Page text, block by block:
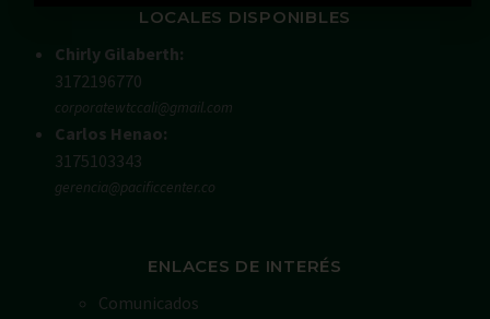
LOCALES DISPONIBLES
Chirly Gilaberth:
3172196770
corporatewtccali@gmail.com
Carlos Henao:
3175103343
gerencia@pacificcenter.co
ENLACES DE INTERÉS
Comunicados